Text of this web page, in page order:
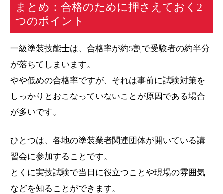
まとめ：合格のために押さえておく2
つのポイント
一級塗装技能士は、合格率が約5割で受験者の約半分
が落ちてしまいます。
やや低めの合格率ですが、それは事前に試験対策を
しっかりとおこなっていないことが原因である場合
が多いです。
ひとつは、各地の塗装業者関連団体が開いている講
習会に参加することです。
とくに実技試験で当日に役立つことや現場の雰囲気
などを知ることができます。